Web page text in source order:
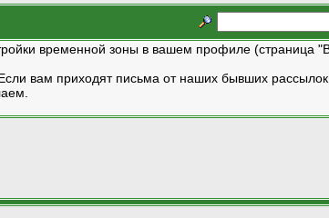
временной зоны в вашем профиле (страница
вам приходят письма от наших бывших